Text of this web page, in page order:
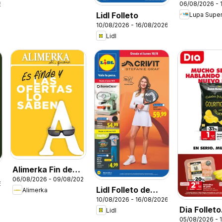
Lidl Folleto
10/08/2026 - 16/08/2026
Lidl
Folleto
06/08/2026 -
Alimerka Fin de
semana
06/08/2026 - 09/08/2026
Alimerka
Lidl Folleto de
bazar
10/08/2026 - 16/08/2026
Lidl
Dia Folleto
05/08/2026 -